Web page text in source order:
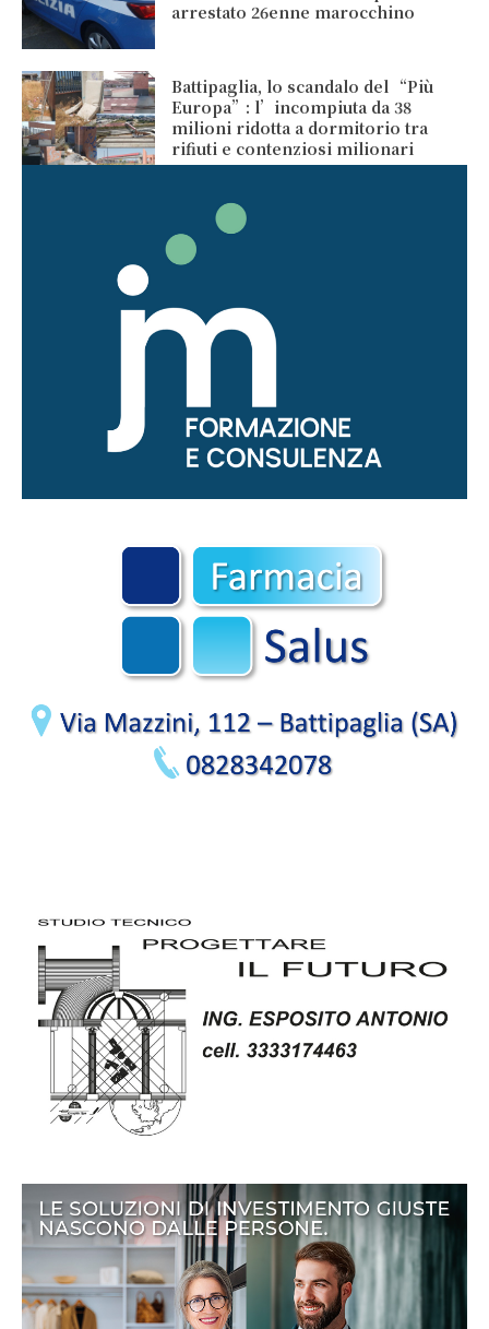
arrestato 26enne marocchino
Battipaglia, lo scandalo del “Più
Europa”: l’incompiuta da 38
milioni ridotta a dormitorio tra
rifiuti e contenziosi milionari